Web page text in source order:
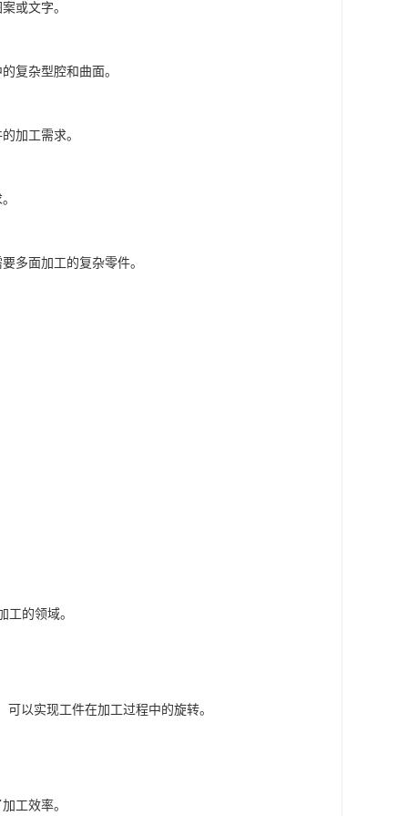
或文字。
复杂型腔和曲面。
加工需求。
多面加工的复杂零件。
的领域。
以实现工件在加工过程中的旋转。
工效率。